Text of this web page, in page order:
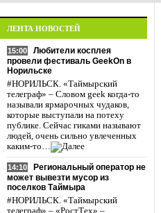
ЛЕНТА НОВОСТЕЙ
15:00
Любители косплея
провели фестиваль GeekOn в
Норильске
#НОРИЛЬСК. «Таймырский
телеграф» – Словом geek когда-то
называли ярмарочных чудаков,
которые выступали на потеху
публике. Сейчас гиками называют
людей, очень сильно увлеченных
каким-то…
14:10
Региональный оператор не
может вывезти мусор из
поселков Таймыра
#НОРИЛЬСК. «Таймырский
телеграф» – «РостТех» –